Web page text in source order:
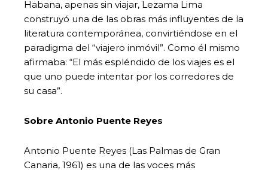
Habana, apenas sin viajar, Lezama Lima
construyó una de las obras más influyentes de la
literatura contemporánea, convirtiéndose en el
paradigma del “viajero inmóvil”. Como él mismo
afirmaba: “El más espléndido de los viajes es el
que uno puede intentar por los corredores de
su casa”.
Sobre Antonio Puente Reyes
Antonio Puente Reyes (Las Palmas de Gran
Canaria, 1961) es una de las voces más